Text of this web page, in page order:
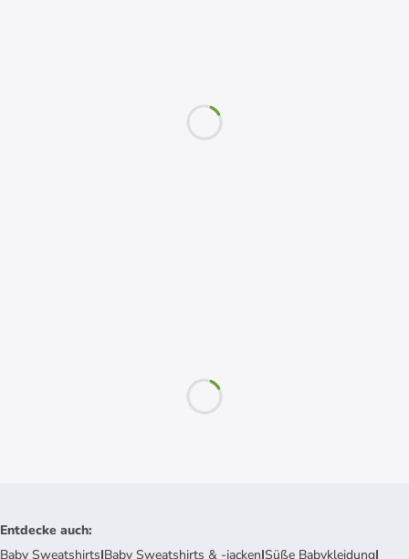
Entdecke auch:
Baby Sweatshirts|Baby Sweatshirts & -jacken|Süße Babykleidung|